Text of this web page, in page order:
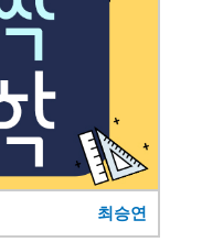
최승연